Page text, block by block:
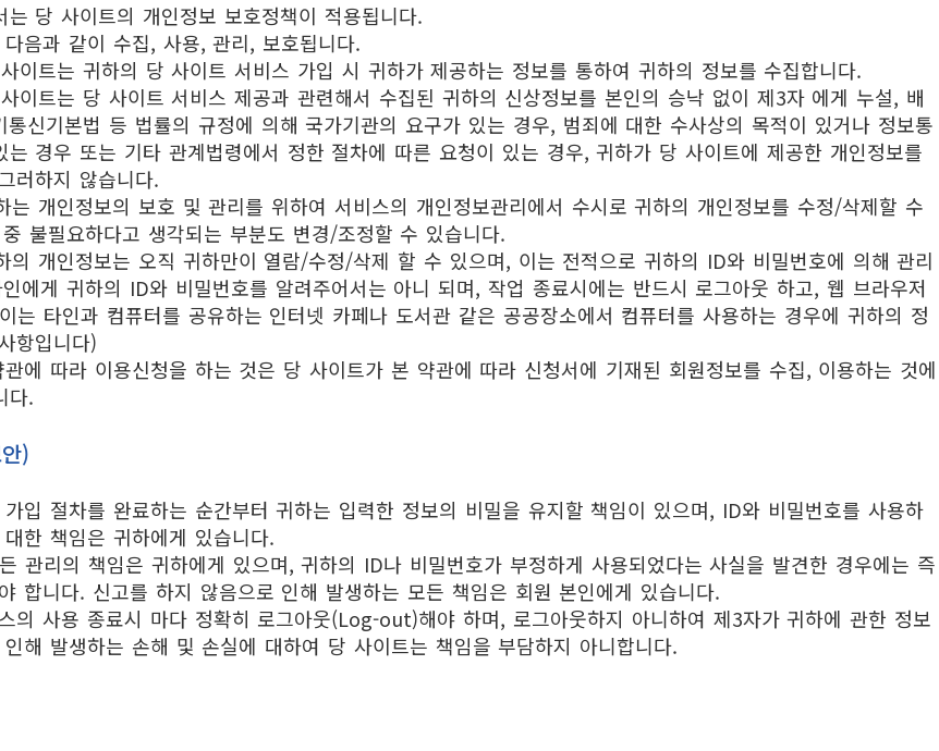
는 당 사이트의 개인정보 보호정책이 적용됩니다.
음과 같이 수집, 사용, 관리, 보호됩니다.
이트는 귀하의 당 사이트 서비스 가입 시 귀하가 제공하는 정보를 통하여 귀하의 정보를 수집합니다.
이트는 당 사이트 서비스 제공과 관련해서 수집된 귀하의 신상정보를 본인의 승낙 없이 제3자 에게 누설, 배
통신기본법 등 법률의 규정에 의해 국가기관의 요구가 있는 경우, 범죄에 대한 수사상의 목적이 있거나 정보통
는 경우 또는 기타 관계법령에서 정한 절차에 따른 요청이 있는 경우, 귀하가 당 사이트에 제공한 개인정보를
러하지 않습니다.
개인정보의 보호 및 관리를 위하여 서비스의 개인정보관리에서 수시로 귀하의 개인정보를 수정/삭제할 수
불필요하다고 생각되는 부분도 변경/조정할 수 있습니다.
개인정보는 오직 귀하만이 열람/수정/삭제 할 수 있으며, 이는 전적으로 귀하의 ID와 비밀번호에 의해 관리
에게 귀하의 ID와 비밀번호를 알려주어서는 아니 되며, 작업 종료시에는 반드시 로그아웃 하고, 웹 브라우저
는 타인과 컴퓨터를 공유하는 인터넷 카페나 도서관 같은 공공장소에서 컴퓨터를 사용하는 경우에 귀하의 정
항입니다)
에 따라 이용신청을 하는 것은 당 사이트가 본 약관에 따라 신청서에 기재된 회원정보를 수집, 이용하는 것에
다.
)
입 절차를 완료하는 순간부터 귀하는 입력한 정보의 비밀을 유지할 책임이 있으며, ID와 비밀번호를 사용하
한 책임은 귀하에게 있습니다.
관리의 책임은 귀하에게 있으며, 귀하의 ID나 비밀번호가 부정하게 사용되었다는 사실을 발견한 경우에는 즉
합니다. 신고를 하지 않음으로 인해 발생하는 모든 책임은 회원 본인에게 있습니다.
의 사용 종료시 마다 정확히 로그아웃(Log-out)해야 하며, 로그아웃하지 아니하여 제3자가 귀하에 관한 정보
해 발생하는 손해 및 손실에 대하여 당 사이트는 책임을 부담하지 아니합니다.